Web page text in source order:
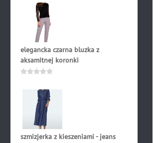
elegancka czarna bluzka z
aksamitnej koronki
szmizjerka z kieszeniami - jeans